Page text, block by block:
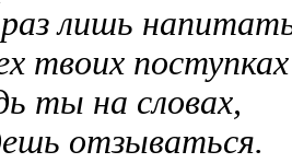
лишь
твоих поступках
ты на словах,
отзываться.